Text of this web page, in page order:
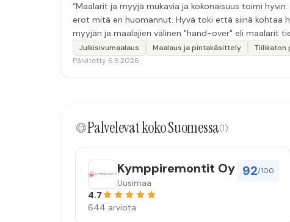
“Maalarit ja myyjä mukavia ja kokonaisuus toimi
erot mitä en huomannut. Hyvä toki että siinä kohtaa
myyjän ja maalajien välinen "hand-over" eli maalarit
tulevaisuudessakin mahdollisuus että palveluita
Julkisivumaalaus Maalaus ja pintakäsittely
Tiilikaton
Päivitetty 6.8.2026
Palvelevat koko Suomessa(1)
92/100
Kymppiremontit Oy
Uusimaa
4.7
644 arviota